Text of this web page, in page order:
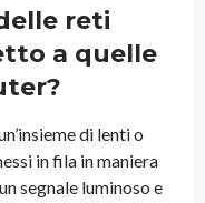
reti
a quelle
di lenti o
in fila in maniera
segnale luminoso e